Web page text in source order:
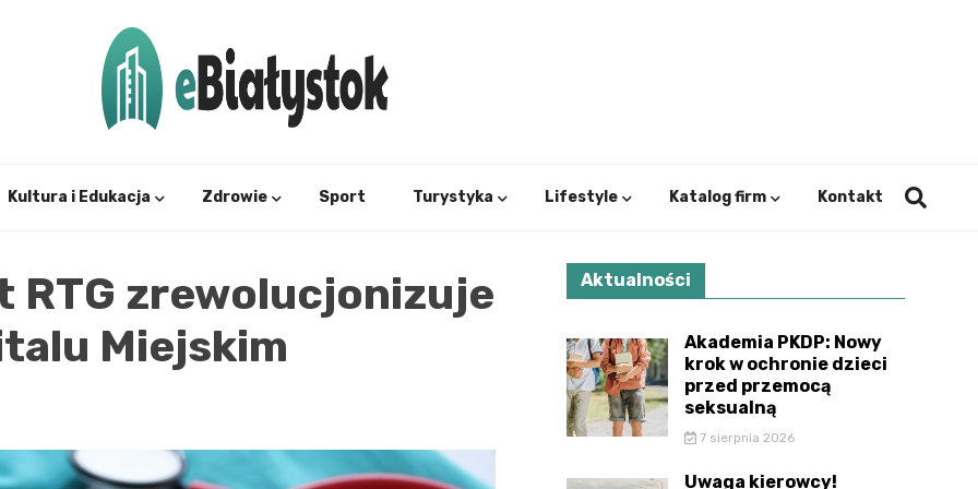
Kultura i Edukacja Zdrowie Sport Turystyka Lifestyle Katalog firm Kontakt
RTG zrewolucjonizuje
Miejskim
Aktualności
Akademia PKDP: Nowy
krok w ochronie dzieci
przed przemocą
seksualną
7 sierpnia 2026
Uwaga kierowcy!